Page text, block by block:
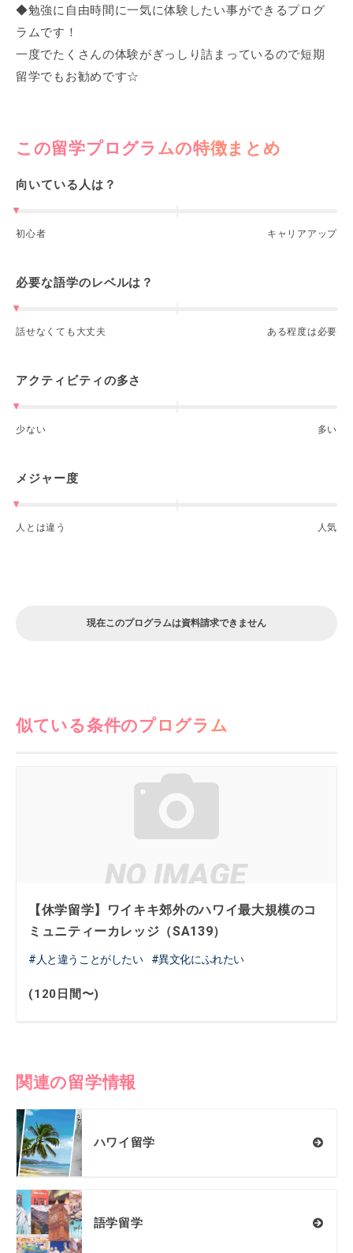
◆勉強に自由時間に一気に体験したい事ができるプログ
ラムです！
一度でたくさんの体験がぎっしり詰まっているので短期
留学でもお勧めです☆
この留学プログラムの特徴まとめ
向いている人は？
初心者 キャリアアップ
必要な語学のレベルは？
話せなくても大丈夫 ある程度は必要
アクティビティの多さ
少ない 多い
メジャー度
人とは違う 人気
現在このプログラムは資料請求できません
似ている条件のプログラム
【休学留学】ワイキキ郊外のハワイ最大規模のコ
ミュニティーカレッジ（SA139）
人と違うことがしたい 異文化にふれたい
(120日間〜)
関連の留学情報
ハワイ留学
語学留学